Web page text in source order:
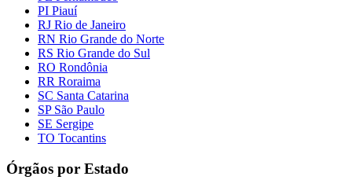
PI Piauí
RJ Rio de Janeiro
RN Rio Grande do Norte
RS Rio Grande do Sul
RO Rondônia
RR Roraima
SC Santa Catarina
SP São Paulo
SE Sergipe
TO Tocantins
Órgãos por Estado